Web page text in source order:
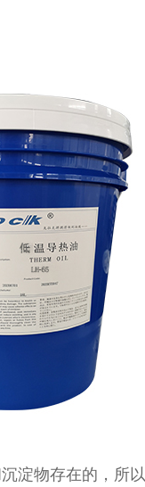
淀物存在的，所